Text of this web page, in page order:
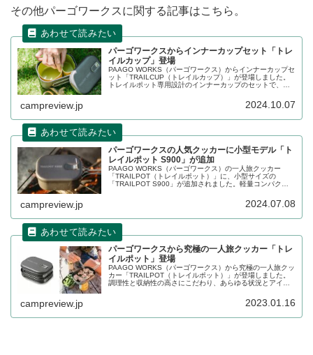
その他パーゴワークスに関する記事はこちら。
パーゴワークスからインナーカップセット「トレ
イルカップ」登場
PAAGO WORKS（パーゴワークス）からインナーカップセ
ット「TRAILCUP（トレイルカップ）」が登場しました。
トレイルポット専用設計のインナーカップのセットで、ト
てもらえるようにデザインされたカップセットです。詳細
campreview.jp 2024.10.07
パーゴワークスの人気クッカーに小型モデル「ト
レイルポット S900」が追加
PAAGO WORKS（パーゴワークス）の一人旅クッカー
「TRAILPOT（トレイルポット）」に、小型サイズの
「TRAILPOT S900」が追加されました。軽量コンパクト
156×107×80mmとコンパクトです。詳細をレビューしま
campreview.jp 2024.07.08
パーゴワークスから究極の一人旅クッカー「トレ
イルポット」登場
PAAGO WORKS（パーゴワークス）から究極の一人旅クッ
カー「TRAILPOT（トレイルポット）」が登場しました。
調理性と収納性の高さにこだわり、あらゆる状況とアイデ
campreview.jp 2023.01.16